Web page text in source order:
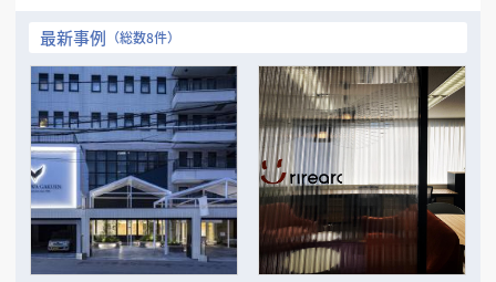
1981年の創設以来32年間にわたり一貫して“人々にデザインを通して幸
せを感じてもらいたい…”
というシンプルなコンセプトを念頭に「愛のあるDESIGN」を数多くの
お客様に提供してまいりました。
現代のトレンド・ニーズの変化は一層加速し本質の見極めが困難となる
中、この思いを忘れず、変化を的確に捉えながらもけっして流されるこ
とのない
「普遍的DESIGNの可能性」をさらに追求してまいります。
そして、数々の商空間、住空間プランニングで培った確かな経験と実績
を裏付けに
お客様の良きビジネスパートナーとして「最良の空間づくり」をお手伝
いいたします。
最新事例 （総数8件）